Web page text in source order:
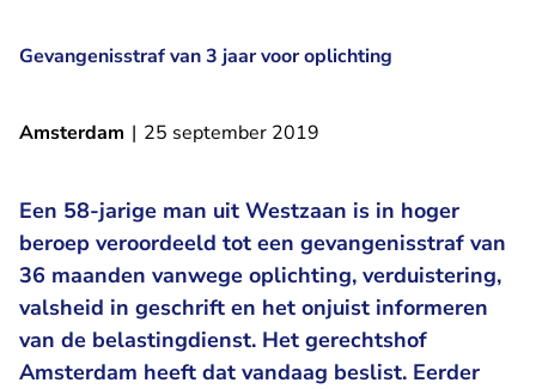
Gevangenisstraf van 3 jaar voor oplichting
Amsterdam | 25 september 2019
Een 58-jarige man uit Westzaan is in hoger
beroep veroordeeld tot een gevangenisstraf van
36 maanden vanwege oplichting, verduistering,
valsheid in geschrift en het onjuist informeren
van de belastingdienst. Het gerechtshof
Amsterdam heeft dat vandaag beslist. Eerder